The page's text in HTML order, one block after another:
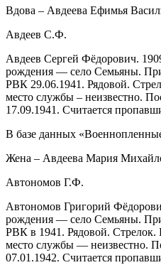
Вдова – Авдеева Ефимья
Авдеев С.Ф.
Авдеев Сергей Фёдорович.
рождения — село Семьяны.
РВК 29.06.1941. Рядовой.
место службы – неизвестно.
17.09.1941. Считается
В базе данных
Жена – Авдеева Мария
Автономов Г.Ф.
Автономов Григорий
рождения — село Семьяны.
РВК в 1941. Рядовой. Стрелок.
место службы — неизвестно.
07.01.1942. Считается